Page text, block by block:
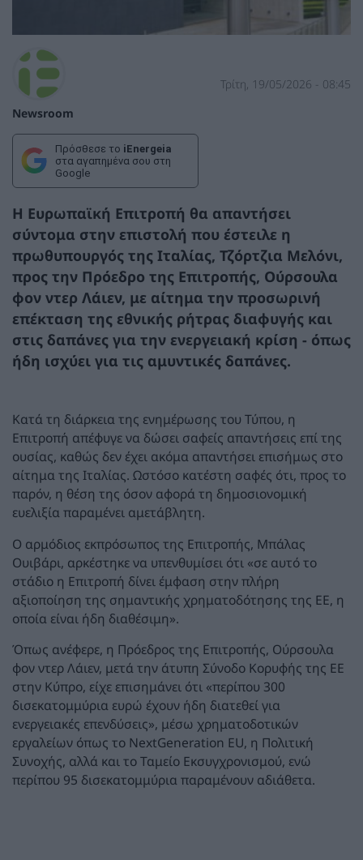
Newsroom
Τρίτη, 19/05/2026 - 08:45
Πρόσθεσε το iEnergeia
στα αγαπημένα σου στη
Google
Η Ευρωπαϊκή Επιτροπή θα απαντήσει
σύντομα στην επιστολή που έστειλε η
πρωθυπουργός της Ιταλίας, Τζόρτζια Μελόνι,
προς την Πρόεδρο της Επιτροπής, Ούρσουλα
φον ντερ Λάιεν, με αίτημα την προσωρινή
επέκταση της εθνικής ρήτρας διαφυγής και
στις δαπάνες για την ενεργειακή κρίση - όπως
ήδη ισχύει για τις αμυντικές δαπάνες.
Κατά τη διάρκεια της ενημέρωσης του Τύπου, η
Επιτροπή απέφυγε να δώσει σαφείς απαντήσεις επί της
ουσίας, καθώς δεν έχει ακόμα απαντήσει επισήμως στο
αίτημα της Ιταλίας. Ωστόσο κατέστη σαφές ότι, προς το
παρόν, η θέση της όσον αφορά τη δημοσιονομική
ευελιξία παραμένει αμετάβλητη.
Ο αρμόδιος εκπρόσωπος της Επιτροπής, Μπάλας
Ουιβάρι, αρκέστηκε να υπενθυμίσει ότι «σε αυτό το
στάδιο η Επιτροπή δίνει έμφαση στην πλήρη
αξιοποίηση της σημαντικής χρηματοδότησης της ΕΕ, η
οποία είναι ήδη διαθέσιμη».
Όπως ανέφερε, η Πρόεδρος της Επιτροπής, Ούρσουλα
φον ντερ Λάιεν, μετά την άτυπη Σύνοδο Κορυφής της ΕΕ
στην Κύπρο, είχε επισημάνει ότι «περίπου 300
δισεκατομμύρια ευρώ έχουν ήδη διατεθεί για
ενεργειακές επενδύσεις», μέσω χρηματοδοτικών
εργαλείων όπως το NextGeneration EU, η Πολιτική
Συνοχής, αλλά και το Ταμείο Εκσυγχρονισμού, ενώ
περίπου 95 δισεκατομμύρια παραμένουν αδιάθετα.